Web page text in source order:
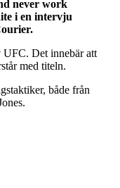
never work
i en intervju
UFC. Det innebär att
med titeln.
både från